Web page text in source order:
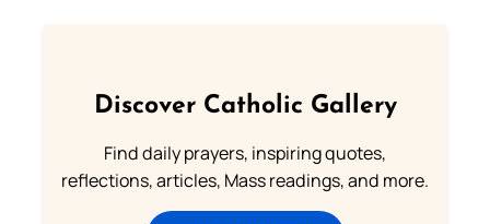
Discover Catholic Gallery
Find daily prayers, inspiring quotes,
reflections, articles, Mass readings, and more.